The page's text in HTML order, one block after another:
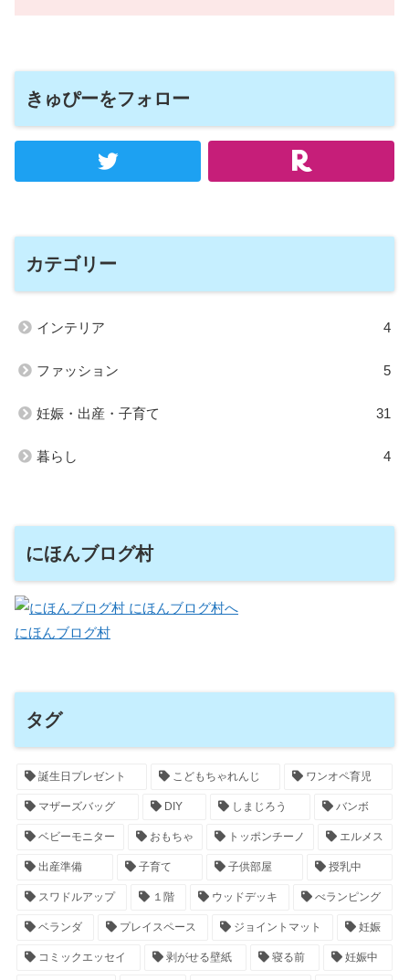
きゅぴーをフォロー
カテゴリー
インテリア 4
ファッション 5
妊娠・出産・子育て 31
暮らし 4
にほんブログ村
にほんブログ村
タグ
誕生日プレゼント こどもちゃれんじ ワンオペ育児
マザーズバッグ DIY しまじろう バンボ
ベビーモニター おもちゃ トッポンチーノ エルメス
出産準備 子育て 子供部屋 授乳中
スワドルアップ １階 ウッドデッキ べランピング
ベランダ プレイスペース ジョイントマット 妊娠
コミックエッセイ 剥がせる壁紙 寝る前 妊娠中